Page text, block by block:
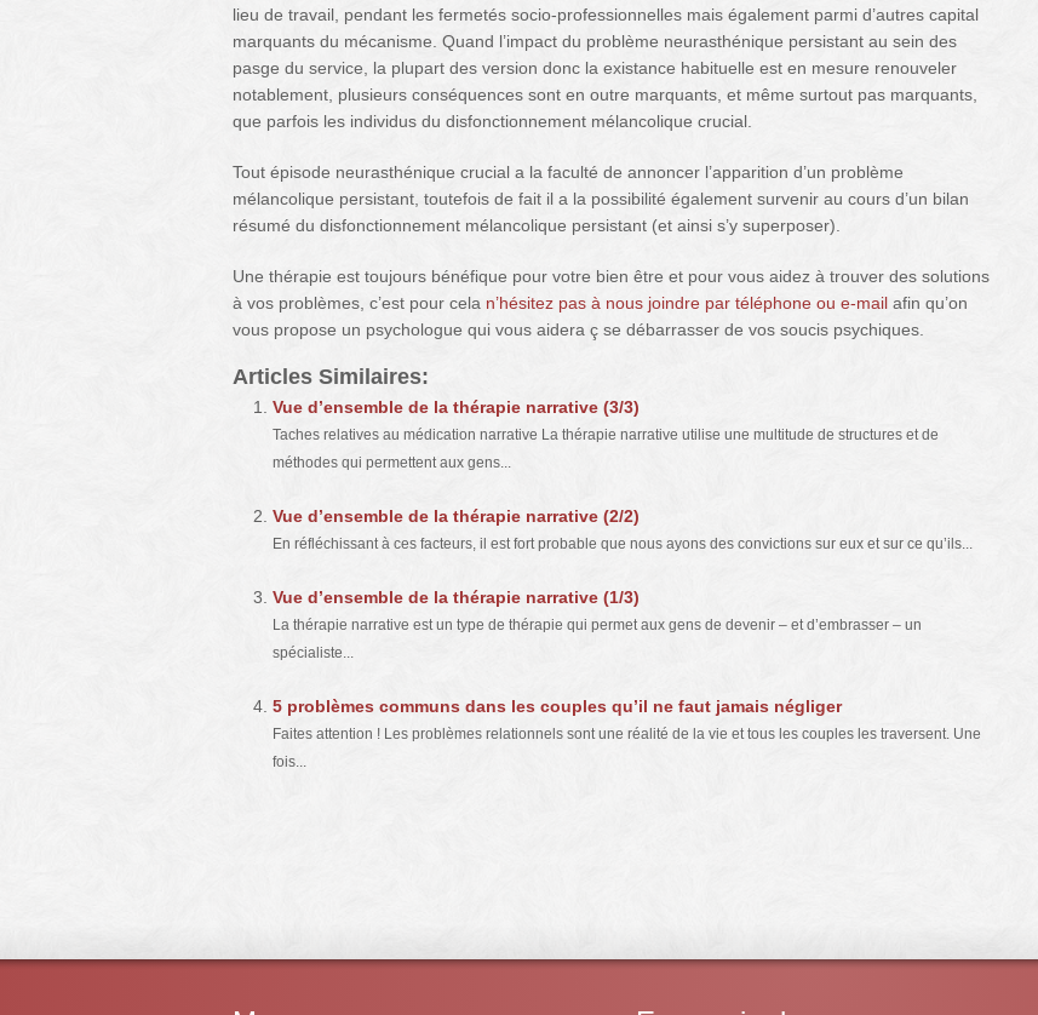
lieu de travail, pendant les fermetés socio-professionnelles mais également parmi d’autres capital
marquants du mécanisme. Quand l’impact du problème neurasthénique persistant au sein des
pasge du service, la plupart des version donc la existance habituelle est en mesure renouveler
notablement, plusieurs conséquences sont en outre marquants, et même surtout pas marquants,
que parfois les individus du disfonctionnement mélancolique crucial.
Tout épisode neurasthénique crucial a la faculté de annoncer l’apparition d’un problème
mélancolique persistant, toutefois de fait il a la possibilité également survenir au cours d’un bilan
résumé du disfonctionnement mélancolique persistant (et ainsi s’y superposer).
Une thérapie est toujours bénéfique pour votre bien être et pour vous aidez à trouver des solutions
à vos problèmes, c’est pour cela n’hésitez pas à nous joindre par téléphone ou e-mail afin qu’on
vous propose un psychologue qui vous aidera ç se débarrasser de vos soucis psychiques.
Articles Similaires:
Vue d’ensemble de la thérapie narrative (3/3)
Taches relatives au médication narrative La thérapie narrative utilise une multitude de structures et de
méthodes qui permettent aux gens...
Vue d’ensemble de la thérapie narrative (2/2)
En réfléchissant à ces facteurs, il est fort probable que nous ayons des convictions sur eux et sur ce qu’ils...
Vue d’ensemble de la thérapie narrative (1/3)
La thérapie narrative est un type de thérapie qui permet aux gens de devenir – et d’embrasser – un
spécialiste...
5 problèmes communs dans les couples qu’il ne faut jamais négliger
Faites attention ! Les problèmes relationnels sont une réalité de la vie et tous les couples les traversent. Une
fois...